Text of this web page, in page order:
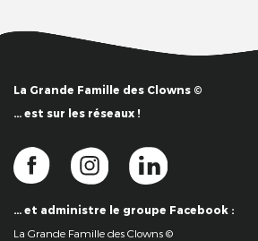
La Grande Famille des Clowns ©
… est sur les réseaux !
… et administre le groupe Facebook :
La Grande Famille des Clowns ©